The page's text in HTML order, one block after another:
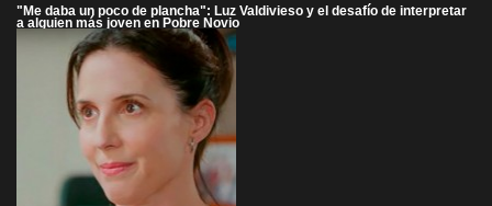
"Me daba un poco de plancha": Luz Valdivieso y el desafío de interpretar
a alguien más joven en Pobre Novio